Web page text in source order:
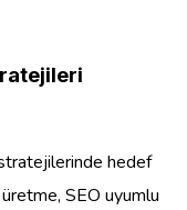
hedef
SEO uyumlu